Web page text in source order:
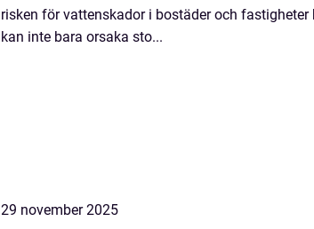
risken för vattenskador i bostäder och
kan inte bara orsaka sto...
29 november 2025